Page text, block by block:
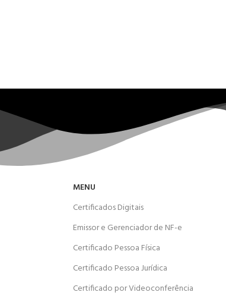
MENU
Certificados Digitais
Emissor e Gerenciador de NF-e
Certificado Pessoa Física
Certificado Pessoa Jurídica
Certificado por Videoconferência